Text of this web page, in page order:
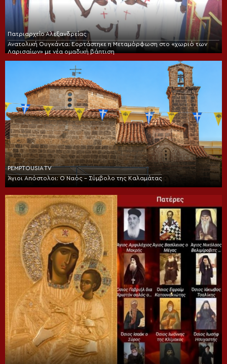
Πατριαρχείο Αλεξανδρείας
Ανατολική Ουγκάντα: Εορτάστηκε η Μεταμόρφωση στο «χωριό των
Λαρισαίων» με νέα ομαδική βάπτιση
PEMPTOUSIA TV
Άγιοι Απόστολοι: Ο Ναός – Σύμβολο της Καλαμάτας